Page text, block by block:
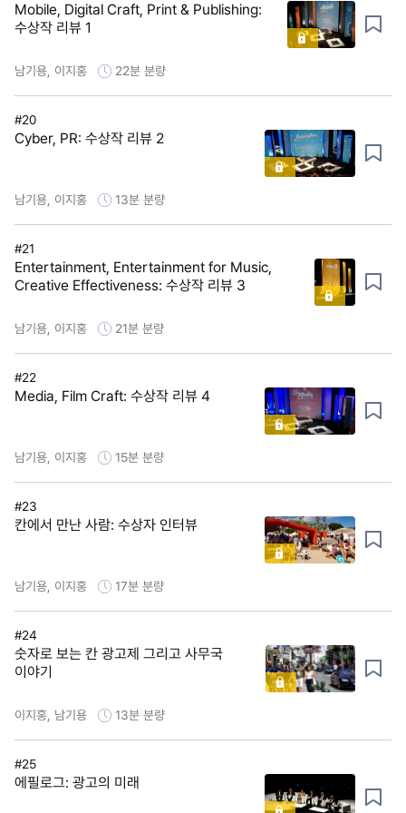
Mobile, Digital Craft, Print & Publishing:
수상작 리뷰 1
남기용, 이지홍 22분 분량
#20
Cyber, PR: 수상작 리뷰 2
남기용, 이지홍 13분 분량
#21
Entertainment, Entertainment for Music,
Creative Effectiveness: 수상작 리뷰 3
남기용, 이지홍 21분 분량
#22
Media, Film Craft: 수상작 리뷰 4
남기용, 이지홍 15분 분량
#23
칸에서 만난 사람: 수상자 인터뷰
남기용, 이지홍 17분 분량
#24
숫자로 보는 칸 광고제 그리고 사무국
이야기
이지홍, 남기용 13분 분량
#25
에필로그: 광고의 미래